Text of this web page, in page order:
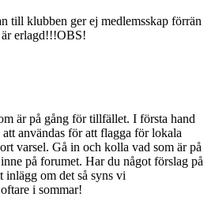
till klubben ger ej medlemsskap förrän
erlagd!!!OBS!
är på gång för tillfället. I första hand
användas för att flagga för lokala
varsel. Gå in och kolla vad som är på
på forumet. Har du något förslag på
inlägg om det så syns vi
i sommar!